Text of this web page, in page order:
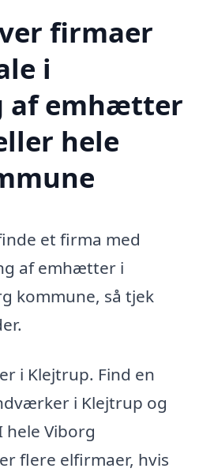
firmaer
i
af emhætter
hele
et firma med
af emhætter i
kommune, så tjek
i Klejtrup. Find en
i Klejtrup og
hele Viborg
flere elfirmaer, hvis